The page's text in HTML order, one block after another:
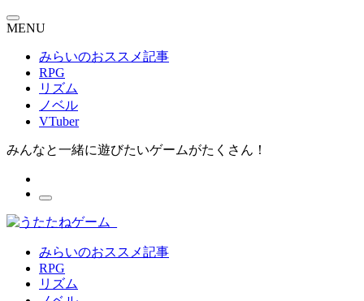
MENU
みらいのおススメ記事
RPG
リズム
ノベル
VTuber
みんなと一緒に遊びたいゲームがたくさん！
みらいのおススメ記事
RPG
リズム